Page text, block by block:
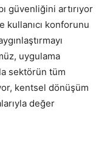
güvenliğini artırıyor
konforunu
uygulama
sektörün tüm
kentsel dönüşüm
değer